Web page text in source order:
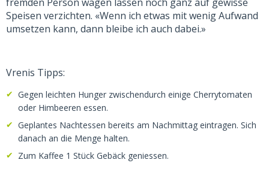
Speisen verzichten. «Wenn ich etwas mit wenig Aufwand
umsetzen kann, dann bleibe ich auch dabei.»
Vrenis Tipps:
Gegen leichten Hunger zwischendurch einige Cherrytomaten
oder Himbeeren essen.
Geplantes Nachtessen bereits am Nachmittag eintragen. Sich
danach an die Menge halten.
Zum Kaffee 1 Stück Gebäck geniessen.